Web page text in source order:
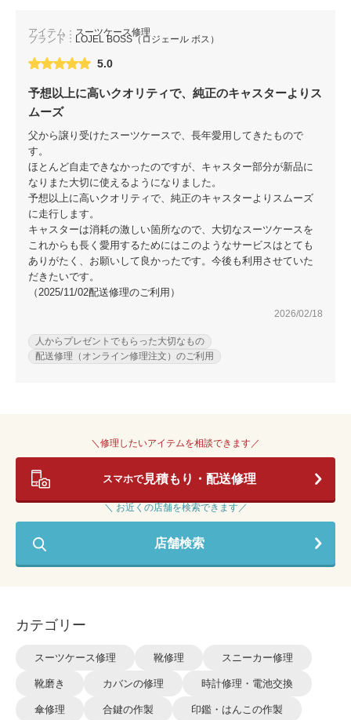
アイテム： スーツケース修理
ブランド： LOJEL BOSS（ロジェール ボス）
5.0
予想以上に高いクオリティで、純正のキャスターよりス
ムーズ
父から譲り受けたスーツケースで、長年愛用してきたもので
す。
ほとんど自走できなかったのですが、キャスター部分が新品に
なりまた大切に使えるようになりました。
予想以上に高いクオリティで、純正のキャスターよりスムーズ
に走行します。
キャスターは消耗の激しい箇所なので、大切なスーツケースを
これからも長く愛用するためにはこのようなサービスはとても
ありがたく、お願いして良かったです。今後も利用させていた
だきたいです。
（2025/11/02配送修理のご利用）
2026/02/18
人からプレゼントでもらった大切なもの
配送修理（オンライン修理注文）のご利用
＼修理したいアイテムを相談できます／
スマホで見積もり・配送修理
＼ お近くの店舗を検索できます／
店舗検索
カテゴリー
スーツケース修理 靴修理 スニーカー修理
靴磨き カバンの修理 時計修理・電池交換
傘修理 合鍵の作製 印鑑・はんこの作製